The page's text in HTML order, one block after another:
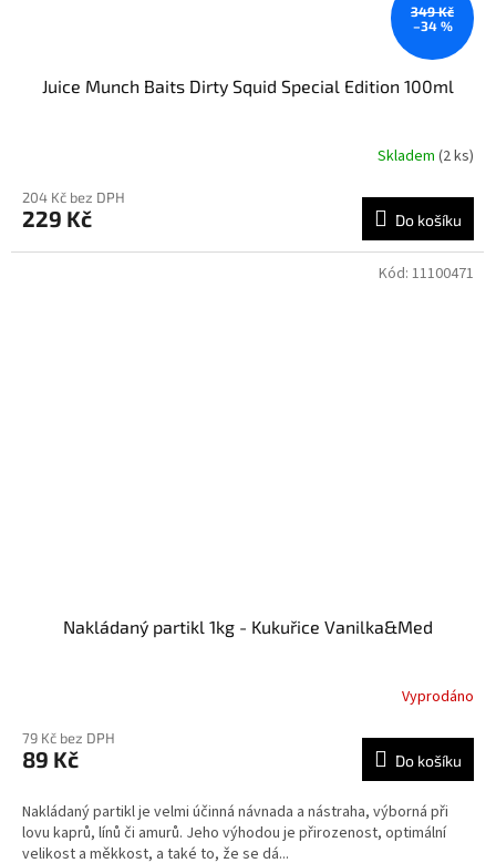
349 Kč
–34 %
Juice Munch Baits Dirty Squid Special Edition 100ml
Skladem (2 ks)
204 Kč bez DPH
229 Kč Do košíku
Nakládaný partikl 1kg - Kukuřice Vanilka&Med
Vyprodáno
79 Kč bez DPH
89 Kč Do košíku
Nakládaný partikl je velmi účinná návnada a nástraha, výborná při
lovu kaprů, línů či amurů. Jeho výhodou je přirozenost, optimální
velikost a měkkost, a také to, že se dá...
Kód: 11100471